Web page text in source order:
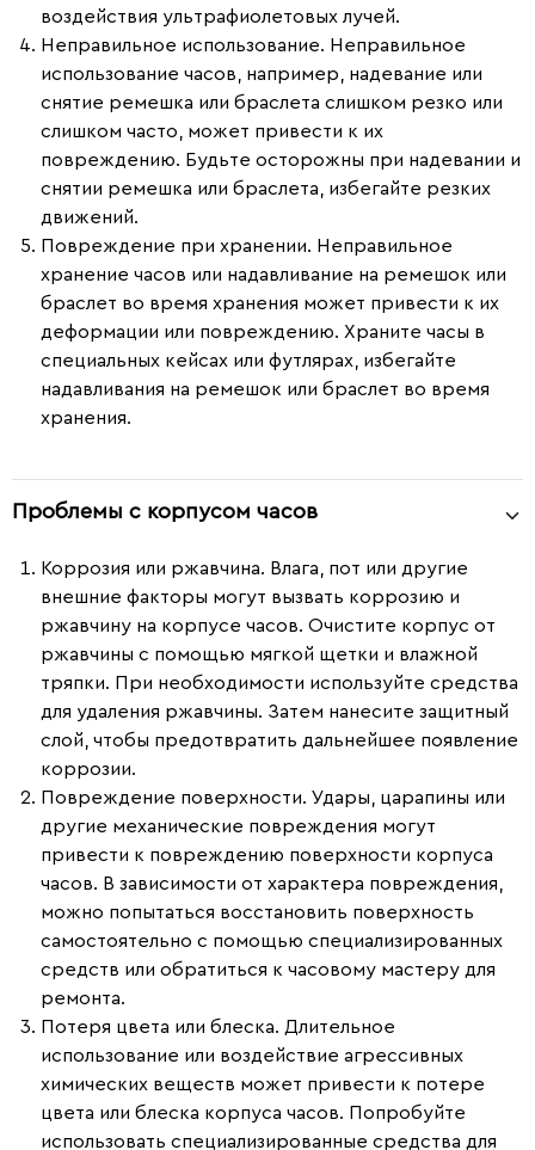
воздействия ультрафиолетовых лучей.
Неправильное использование. Неправильное
использование часов, например, надевание или
снятие ремешка или браслета слишком резко или
слишком часто, может привести к их
повреждению. Будьте осторожны при надевании и
снятии ремешка или браслета, избегайте резких
движений.
Повреждение при хранении. Неправильное
хранение часов или надавливание на ремешок или
браслет во время хранения может привести к их
деформации или повреждению. Храните часы в
специальных кейсах или футлярах, избегайте
надавливания на ремешок или браслет во время
хранения.
Проблемы с корпусом часов
Коррозия или ржавчина. Влага, пот или другие
внешние факторы могут вызвать коррозию и
ржавчину на корпусе часов. Очистите корпус от
ржавчины с помощью мягкой щетки и влажной
тряпки. При необходимости используйте средства
для удаления ржавчины. Затем нанесите защитный
слой, чтобы предотвратить дальнейшее появление
коррозии.
Повреждение поверхности. Удары, царапины или
другие механические повреждения могут
привести к повреждению поверхности корпуса
часов. В зависимости от характера повреждения,
можно попытаться восстановить поверхность
самостоятельно с помощью специализированных
средств или обратиться к часовому мастеру для
ремонта.
Потеря цвета или блеска. Длительное
использование или воздействие агрессивных
химических веществ может привести к потере
цвета или блеска корпуса часов. Попробуйте
использовать специализированные средства для